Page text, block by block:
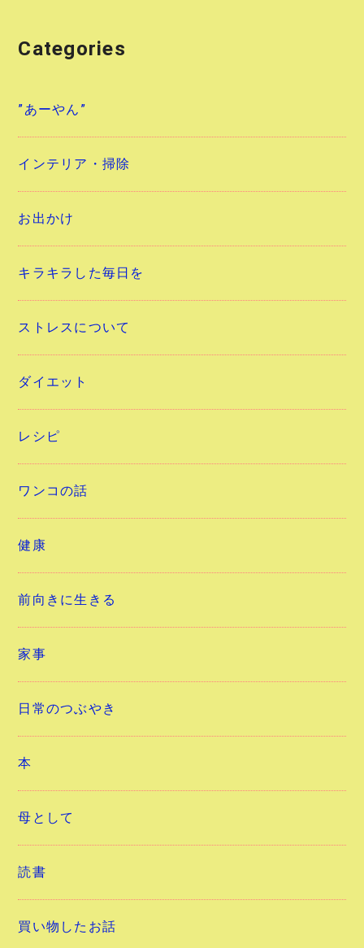
Categories
”あーやん”
インテリア・掃除
お出かけ
キラキラした毎日を
ストレスについて
ダイエット
レシピ
ワンコの話
健康
前向きに生きる
家事
日常のつぶやき
本
母として
読書
買い物したお話